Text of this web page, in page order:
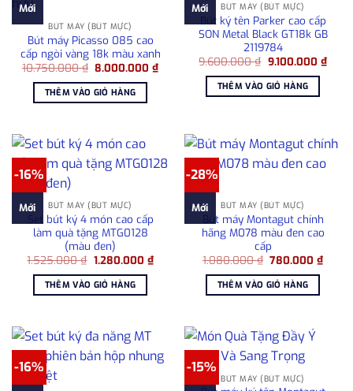
Mới
BÚT MÁY (BÚT MỰC)
Bút máy Picasso 085 cao
cấp ngòi vàng 18k màu xanh
10.750.000₫ Giá
là:
10.750.000 ₫.
8.000.000₫Giá
hiện
THÊM VÀO GIỎ HÀNG
Mới BÚT MÁY (BÚT MỰC)
Bút ký tên Parker cao cấp
SON Metal Black GT18k GB
2119784
9.600.000₫ Giá
là:
9.600.000 ₫.
9.100.000 ₫Giá
hiện
THÊM VÀO GIỎ HÀNG
-16%
Mới BÚT MÁY (BÚT MỰC)
Set bút ký 4 món cao cấp
làm quà tặng MTG0128
(màu đen)
1.525.000₫ Giá
là:
1.525.000 ₫.
1.280.000 ₫Giá
THÊM VÀO GIỎ HÀNG
-28%
Mới BÚT MÁY (BÚT MỰC)
Bút máy Montagut chính
hãng M078 màu đen cao
cấp
1.080.000₫ Giá
là:
1.080.000 ₫.
780.000₫Giá
THÊM VÀO GIỎ HÀNG
-16% -15%
BÚT MÁY (BÚT MỰC)